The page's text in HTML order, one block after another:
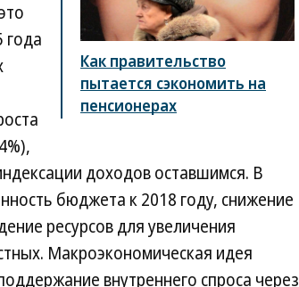
Как правительство
пытается сэкономить на
пенсионерах
года
доходов оставшимся. В
бюджета к 2018 году, снижение
ресурсов для увеличения
Макроэкономическая идея
внутреннего спроса через